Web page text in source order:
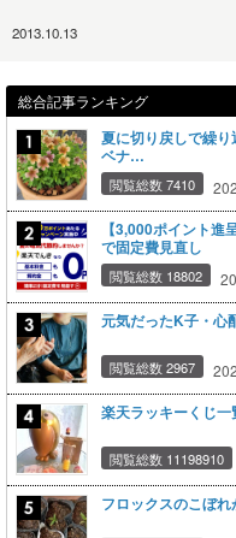
2013.10.13
総合記事ランキング
夏に切り戻しで繰
ベナ…
閲覧総数 7410
【3,000ポイント進
で固定費見直し
閲覧総数 18802
元気だったK子・心
閲覧総数 2967
楽天ラッキーくじ一
閲覧総数 11198910
フロックスのこぼれ